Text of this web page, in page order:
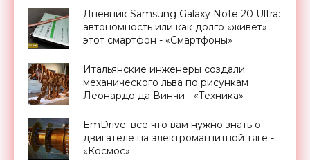
Дневник Samsung Galaxy Note 20 Ultra:
автономность или как долго «живет»
этот смартфон - «Смартфоны»
Итальянские инженеры создали
механического льва по рисункам
Леонардо да Винчи - «Техника»
EmDrive: все что вам нужно знать о
двигателе на электромагнитной тяге -
«Космос»